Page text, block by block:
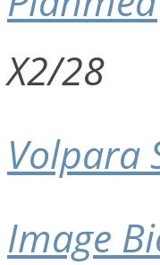
X2/28
Volpara
Image